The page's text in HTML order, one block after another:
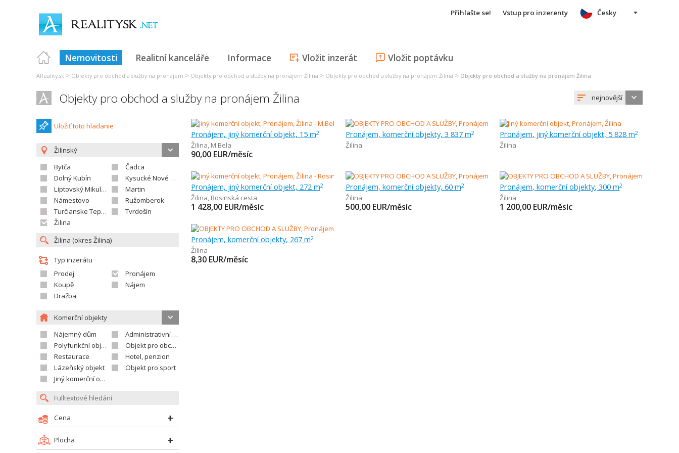
Přihlašte se! Vstup pro inzerenty
Nemovitosti Realitní kanceláře Informace Vložit inzerát Vložit poptávku
Česky
AReality.sk > Objekty pro obchod a služby na pronájem > Objekty pro obchod a služby na pronájem Žilina > Objekty pro obchod a služby na pronájem Žilina > Objekty pro obchod a služby na pronájem Žilina
Objekty pro obchod a služby na pronájem Žilina nejnovější
Uložiť toto hladanie
Žilinský
Bytča
Čadca
Dolný Kubín
Kysucké Nové Mesto
Liptovský Mikuláš
Martin
Námestovo
Ružomberok
Turčianske Teplice
Tvrdošín
Žilina
Typ inzerátu
Prodej
Pronájem
Koupě
Nájem
Dražba
Komerční objekty
Nájemný dům
Administrativní objekt
Polyfunkční objekt
Objekt pro obchod
Restaurace
Hotel, penzion
Lázeňský objekt
Objekt pro sport
Jiný komerční objekt
Cena
Plocha
Pronájem, jiný komerční objekt, 15 m2
Žilina, M.Bela
90,00 EUR/měsíc
Pronájem, komerční objekty, 3 837 m2
Žilina
Pronájem, jiný komerční objekt, 5 828 m2
Žilina
Pronájem, jiný komerční objekt, 272 m2
Žilina, Rosinská cesta
1 428,00 EUR/měsíc
Pronájem, komerční objekty, 60 m2
Žilina
500,00 EUR/měsíc
Pronájem, komerční objekty, 300 m2
Žilina
1 200,00 EUR/měsíc
Pronájem, komerční objekty, 267 m2
Žilina
8,30 EUR/měsíc